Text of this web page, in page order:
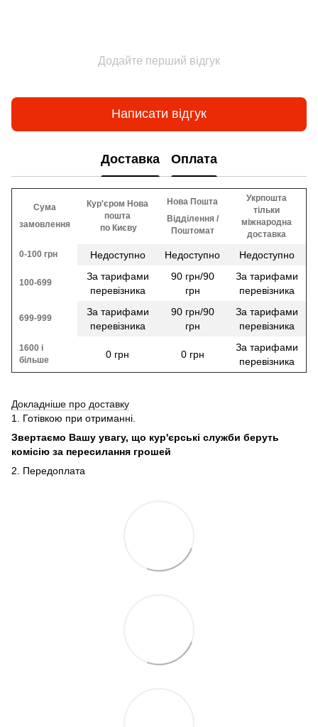
Додайте перший відгук
Написати відгук
Доставка Оплата
Сума
замовлення
Кур'єром Нова
пошта
​​ по Києву
Нова Пошта
Відділення /
Поштомат
Укрпошта
тільки
міжнародна
доставка
0-100 грн
Недоступно Недоступно Недоступно
100-699
За тарифами
перевізника
90 грн/90
грн
За тарифами
перевізника
699-999
За тарифами
перевізника
90 грн/90
грн
За тарифами
перевізника
1600 і
більше
0 грн 0 грн
За тарифами
перевізника
Докладніше про доставку
1. Готівкою при отриманні.
Звертаємо Вашу увагу, що кур'єрські служби беруть
комісію за пересилання грошей
2. Передоплата